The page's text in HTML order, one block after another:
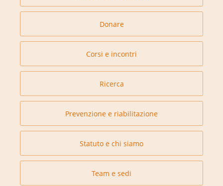
Donare
Corsi e incontri
Ricerca
Prevenzione e riabilitazione
Statuto e chi siamo
Team e sedi